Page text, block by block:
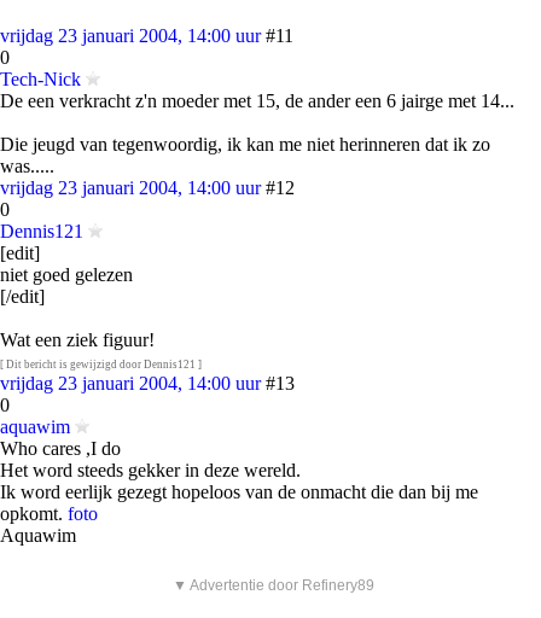
vrijdag 23 januari 2004, 14:00 uur #11
0
Tech-Nick
De een verkracht z'n moeder met 15, de ander een 6 jairge met 14...
Die jeugd van tegenwoordig, ik kan me niet herinneren dat ik zo
was.....
vrijdag 23 januari 2004, 14:00 uur #12
0
Dennis121
[edit]
niet goed gelezen
[/edit]
Wat een ziek figuur!
[ Dit bericht is gewijzigd door Dennis121 ]
vrijdag 23 januari 2004, 14:00 uur #13
0
aquawim
Who cares ,I do
Het word steeds gekker in deze wereld.
Ik word eerlijk gezegt hopeloos van de onmacht die dan bij me
opkomt. foto
Aquawim
▼ Advertentie door Refinery89